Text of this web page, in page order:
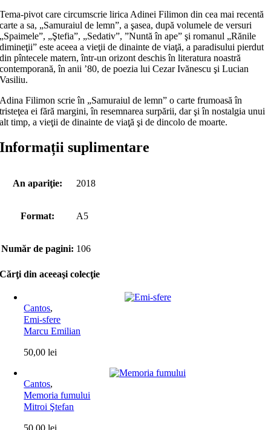
Tema-pivot care circumscrie lirica Adinei Filimon din cea mai recentă
carte a sa, „Samuraiul de lemn”, a şasea, după volumele de versuri
„Spaimele”, „Ştefia”, „Sedativ”, ”Nuntă în ape” şi romanul „Rănile
dimineţii” este aceea a vieţii de dinainte de viaţă, a paradisului pierdut
din pîntecele matern, într-un orizont deschis în literatura noastră
contemporană, în anii ’80, de poezia lui Cezar Ivănescu şi Lucian
Vasiliu.
Adina Filimon scrie în „Samuraiul de lemn” o carte frumoasă în
tristeţea ei fără margini, în resemnarea surpării, dar şi în nostalgia unui
alt timp, a vieţii de dinainte de viaţă şi de dincolo de moarte.
Informații suplimentare
An apariţie: 2018
Format: A5
Număr de pagini: 106
Cărţi din aceeaşi colecţie
Cantos,
Emi-sfere
Marcu Emilian
50,00lei
Cantos,
Memoria fumului
Mitroi Ştefan
50,00lei